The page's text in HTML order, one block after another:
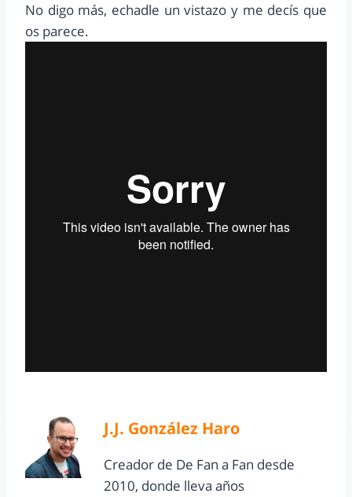
No digo más, echadle un vistazo y me decís que
os parece.
J.J. González Haro
Creador de De Fan a Fan desde
2010, donde lleva años